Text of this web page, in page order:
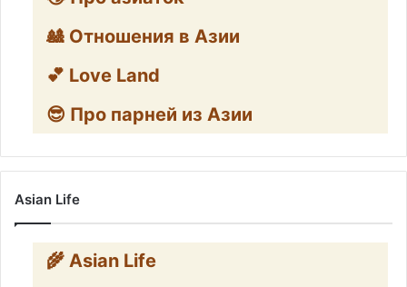
🎎 Отношения в Азии
💕 Love Land
😎 Про парней из Азии
Asian Life
🌾 Asian Life